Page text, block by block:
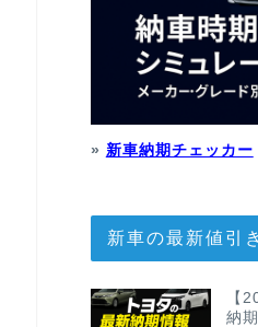
» 新車納期チェッカー
新車の最新値引
【
納